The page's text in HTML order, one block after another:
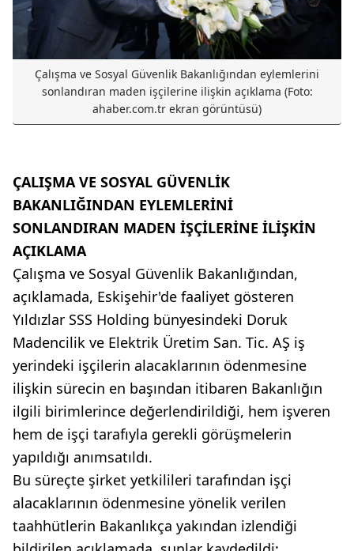
Çalışma ve Sosyal Güvenlik Bakanlığından eylemlerini
sonlandıran maden işçilerine ilişkin açıklama (Foto:
ahaber.com.tr ekran görüntüsü)
ÇALIŞMA VE SOSYAL GÜVENLİK
BAKANLIĞINDAN EYLEMLERİNİ
SONLANDIRAN MADEN İŞÇİLERİNE İLİŞKİN
AÇIKLAMA
Çalışma ve Sosyal Güvenlik Bakanlığından,
açıklamada, Eskişehir'de faaliyet gösteren
Yıldızlar SSS Holding bünyesindeki Doruk
Madencilik ve Elektrik Üretim San. Tic. AŞ iş
yerindeki işçilerin alacaklarının ödenmesine
ilişkin sürecin en başından itibaren Bakanlığın
ilgili birimlerince değerlendirildiği, hem işveren
hem de işçi tarafıyla gerekli görüşmelerin
yapıldığı anımsatıldı.
Bu süreçte şirket yetkilileri tarafından işçi
alacaklarının ödenmesine yönelik verilen
taahhütlerin Bakanlıkça yakından izlendiği